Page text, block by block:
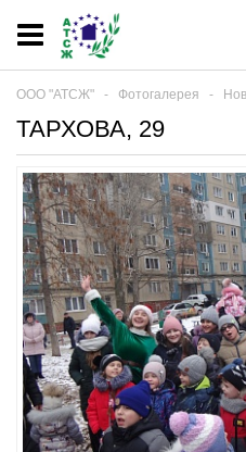
ООО "АТСЖ" ‐ Фотогалерея ‐
ТАРХОВА, 29